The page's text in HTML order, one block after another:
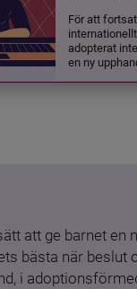
För att
adopterat
en ny
att ge barnet
bästa när
i